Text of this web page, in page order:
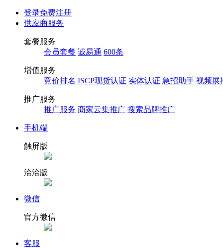
登录免费注册
供应商服务
套餐服务
会员套餐 诚易通 600条
增值服务
竞价排名 ISCP现货认证 实体认证 急招助手 视频展
推广服务
推广服务 商家云集推广 搜索品牌推广
手机端
触屏版
洽洽版
微信
官方微信
客服